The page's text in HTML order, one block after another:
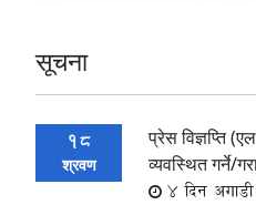
सूचना
18
श्रवण
प्रेस विज्ञप्ति
व्यवस्थित गर्ने/
4 दिन अगाडी